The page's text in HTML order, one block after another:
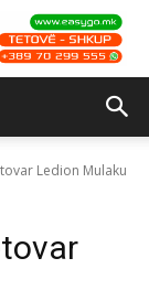
Ledion Mulaku